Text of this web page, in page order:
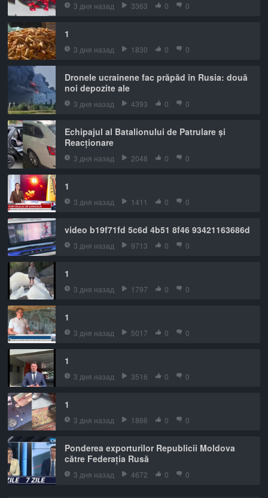
3 дня назад 3363 0 0
1
3 дня назад 1830 0 0
Dronele ucrainene fac prăpăd în Rusia: două
noi depozite ale
3 дня назад 4393 0 0
Echipajul al Batalionului de Patrulare și
Reacționare
3 дня назад 2048 0 0
1
3 дня назад 1411 0 0
video b19f71fd 5c6d 4b51 8f46 93421163686d
3 дня назад 9713 0 0
1
3 дня назад 1797 0 0
1
3 дня назад 5017 0 0
1
3 дня назад 3516 0 0
1
3 дня назад 1866 0 0
Ponderea exporturilor Republicii Moldova
către Federația Rusă
3 дня назад 4672 0 0